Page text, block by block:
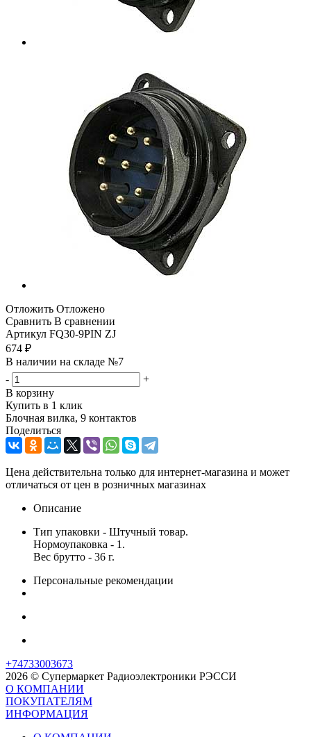
Отложить Отложено
Сравнить В сравнении
Артикул FQ30-9PIN ZJ
674 ₽
В наличии на складе №7
-
+
В корзину
Купить в 1 клик
Блочная вилка, 9 контактов
Поделиться
Цена действительна только для интернет-магазина и может
отличаться от цен в розничных магазинах
Описание
Тип упаковки - Штучный товар.
Нормоупаковка - 1.
Вес брутто - 36 г.
Персональные рекомендации
+74733003673
2026 © Супермаркет Радиоэлектроники РЭССИ
О КОМПАНИИ
ПОКУПАТЕЛЯМ
ИНФОРМАЦИЯ